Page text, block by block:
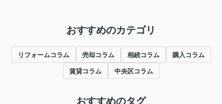
おすすめのカテゴリ
リフォームコラム 売却コラム 相続コラム 購入コラム
賃貸コラム 中央区コラム
おすすめのタグ